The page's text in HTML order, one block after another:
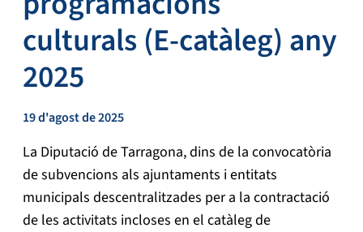
culturals (E-catàleg) any
2025
19 d'agost de 2025
La Diputació de Tarragona, dins de la convocatòria
de subvencions als ajuntaments i entitats
municipals descentralitzades per a la contractació
de les activitats incloses en el catàleg de